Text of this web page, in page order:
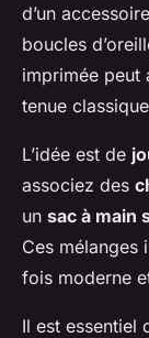
d’un
boucles
imprimée peut
tenue
L’idée est de
associez des
un sac à main
Ces mélanges
fois moderne
Il est essentiel